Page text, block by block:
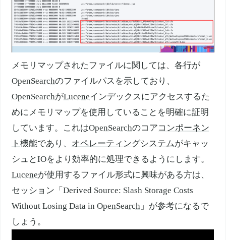
メモリマップされたファイルに関しては、各行が
OpenSearchのファイルパスを示しており、
OpenSearchがLuceneインデックスにアクセスするた
めにメモリマップを使用していることを明確に証明
しています。これはOpenSearchのコアコンポーネン
ト機能であり、 オペレーティングシステムがキャッ
シュとIOをより効率的に処理できるようにします。
Luceneが使用するファイル形式に興味がある方は、
セッション「Derived Source: Slash Storage Costs
Without Losing Data inOpenSearch 」が参考になるで
しょう。